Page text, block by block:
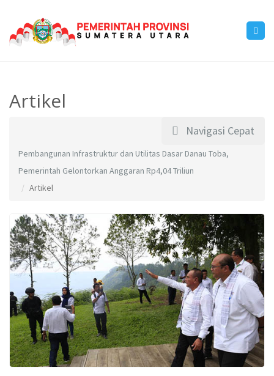
Artikel
Navigasi Cepat
Pembangunan Infrastruktur dan Utilitas Dasar Danau Toba,
Pemerintah Gelontorkan Anggaran Rp4,04 Triliun
Artikel